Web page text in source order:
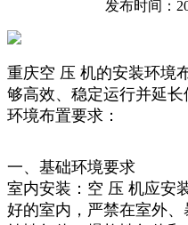
发布时间：
重庆空 压 机的安装环境
够高效、稳定运行并延
环境布置要求：
一、基础环境要求
室内安装：空 压 机应安
好的室内，严禁在室外